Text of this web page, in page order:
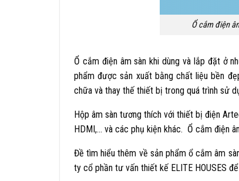
Ổ cắm điện
Ổ cắm điện âm sàn khi dùng và lắp đặt ở
phẩm được sản xuất bằng chất liệu bền
chữa và thay thế thiết bị trong quá trình sử
Hộp âm sàn tương thích với thiết bị điện
HDMI,… và các phụ kiện khác. Ổ cắm điện
Đề tìm hiểu thêm về sản phẩm ổ cắm âm
ty cổ phần tư vấn thiết kế ELITE HOUSES